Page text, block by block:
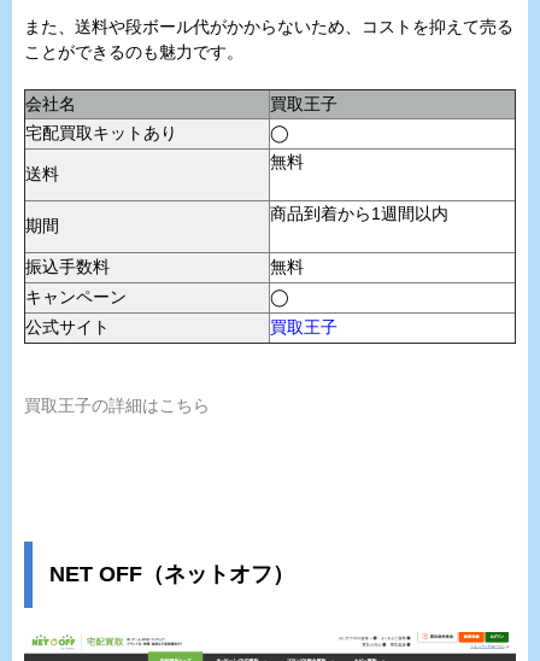
また、送料や段ボール代がかからないため、コストを抑えて売る
ことができるのも魅力です。
会社名
買取王子
宅配買取キットあり
◯
送料
無料
期間
商品到着から1週間以内
振込手数料
無料
キャンペーン
◯
公式サイト
買取王子
買取王子の詳細はこちら
NET OFF（ネットオフ）